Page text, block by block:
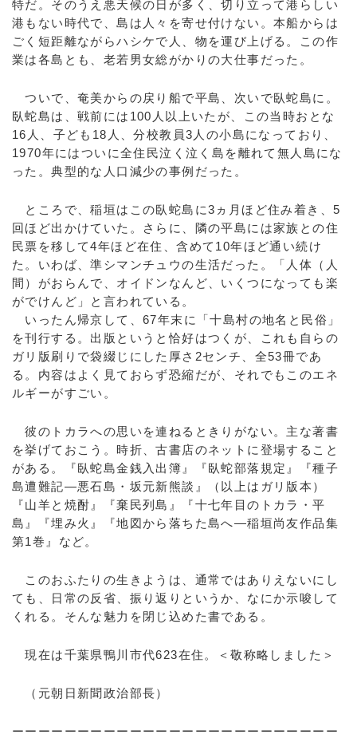
特だ。そのうえ悪天候の日が多く、切り立って港らしい
港もない時代で、島は人々を寄せ付けない。本船からは
ごく短距離ながらハシケで人、物を運び上げる。この作
業は各島とも、老若男女総がかりの大仕事だった。
ついで、奄美からの戻り船で平島、次いで臥蛇島に。
臥蛇島は、戦前には100人以上いたが、この当時おとな
16人、子ども18人、分校教員3人の小島になっており、
1970年にはついに全住民泣く泣く島を離れて無人島にな
った。典型的な人口減少の事例だった。
ところで、稲垣はこの臥蛇島に3ヵ月ほど住み着き、5
回ほど出かけていた。さらに、隣の平島には家族との住
民票を移して4年ほど在住、含めて10年ほど通い続け
た。いわば、準シマンチュウの生活だった。「人体（人
間）がおらんで、オイドンなんど、いくつになっても楽
がでけんど」と言われている。
いったん帰京して、67年末に「十島村の地名と民俗」
を刊行する。出版というと恰好はつくが、これも自らの
ガリ版刷りで袋綴じにした厚さ2センチ、全53冊であ
る。内容はよく見ておらず恐縮だが、それでもこのエネ
ルギーがすごい。
彼のトカラへの思いを連ねるときりがない。主な著書
を挙げておこう。時折、古書店のネットに登場すること
がある。『臥蛇島金銭入出簿』『臥蛇部落規定』『種子
島遭難記―悪石島・坂元新熊談』（以上はガリ版本）
『山羊と焼酎』『棄民列島』『十七年目のトカラ・平
島』『埋み火』『地図から落ちた島へ―稲垣尚友作品集
第1巻』など。
このおふたりの生きようは、通常ではありえないにし
ても、日常の反省、振り返りというか、なにか示唆して
くれる。そんな魅力を閉じ込めた書である。
現在は千葉県鴨川市代623在住。＜敬称略しました＞
（元朝日新聞政治部長）
ーーーーーーーーーーーーーーーーーーーーーーーーー